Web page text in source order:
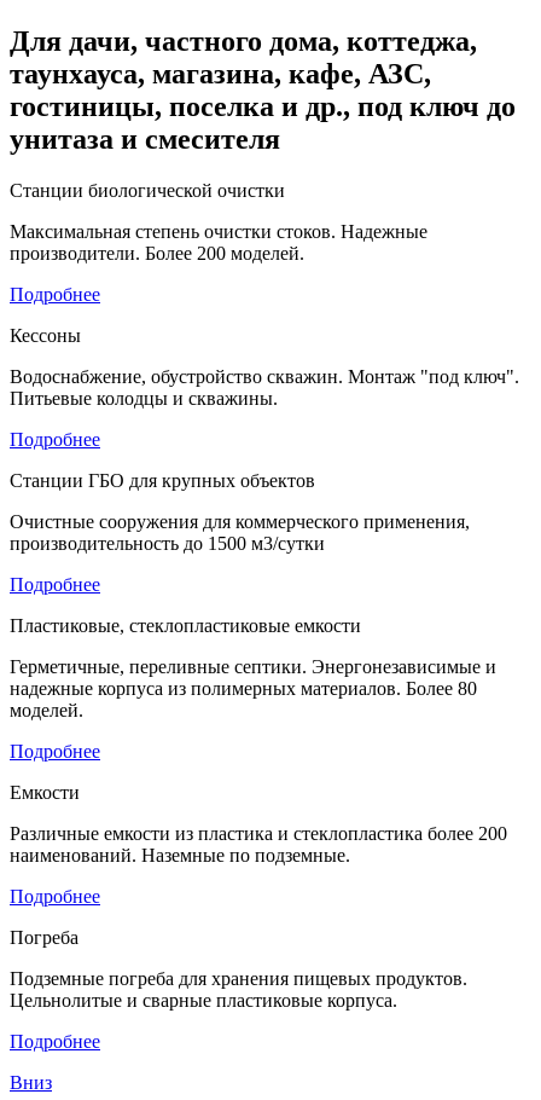
Для дачи, частного дома, коттеджа,
таунхауса, магазина, кафе, АЗС,
гостиницы, поселка и др., под ключ до
унитаза и смесителя
Станции биологической очистки
Максимальная степень очистки стоков. Надежные
производители. Более 200 моделей.
Подробнее
Кессоны
Водоснабжение, обустройство скважин. Монтаж "под ключ".
Питьевые колодцы и скважины.
Подробнее
Станции ГБО для крупных объектов
Очистные сооружения для коммерческого применения,
производительность до 1500 м3/сутки
Подробнее
Пластиковые, стеклопластиковые емкости
Герметичные, переливные септики. Энергонезависимые и
надежные корпуса из полимерных материалов. Более 80
моделей.
Подробнее
Емкости
Различные емкости из пластика и стеклопластика более 200
наименований. Наземные по подземные.
Подробнее
Погреба
Подземные погреба для хранения пищевых продуктов.
Цельнолитые и сварные пластиковые корпуса.
Подробнее
Вниз